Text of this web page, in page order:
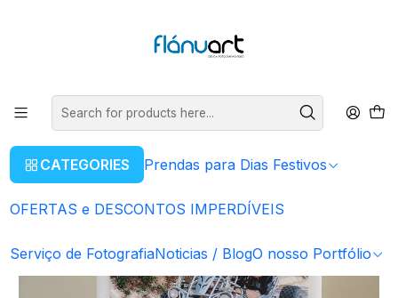
CATEGORIES Prendas para Dias Festivos
OFERTAS e DESCONTOS IMPERDÍVEIS
Serviço de FotografiaNoticias / BlogO nosso Portfólio
Serviços Gráficos Placas Acrílico